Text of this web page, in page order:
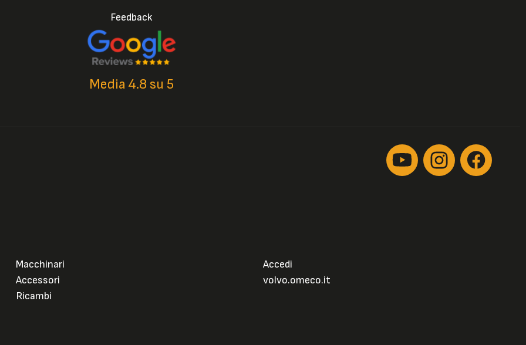
Feedback
Media 4.8 su 5
Macchinari
Accessori
Ricambi
Accedi
volvo.omeco.it